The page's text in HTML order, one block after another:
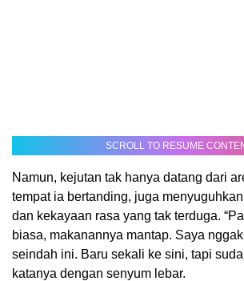
SCROLL TO RESUME
Namun, kejutan tak hanya datang dari
tempat ia bertanding, juga
dan kekayaan rasa yang tak terduga.
biasa, makanannya mantap. Saya
seindah ini. Baru sekali ke sini, tapi
katanya dengan senyum lebar.